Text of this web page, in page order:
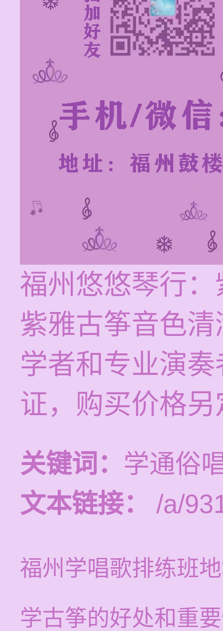
福州悠悠琴行
紫雅古筝音色
学者和专业演
证，购买价格另
关键词： 学通俗
文本链接：
/a/
福州学唱歌排练班
学古筝的好处和重